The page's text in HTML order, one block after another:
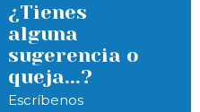
¿Tienes
alguna
sugerencia o
queja...?
Escríbenos